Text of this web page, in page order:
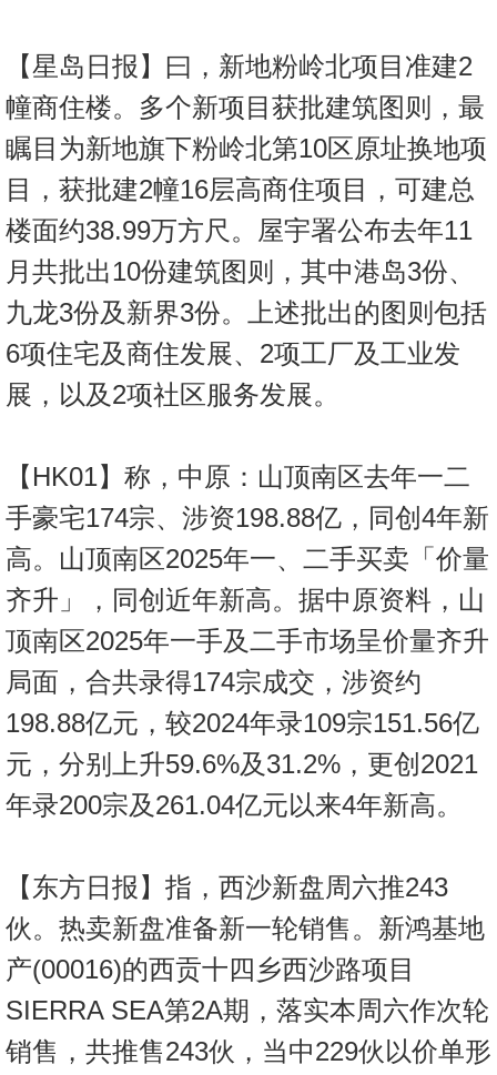
於
我
们
【星岛日报】曰，新地粉岭北项目准建2
幢商住楼。多个新项目获批建筑图则，最
瞩目为新地旗下粉岭北第10区原址换地项
目，获批建2幢16层高商住项目，可建总
楼面约38.99万方尺。屋宇署公布去年11
月共批出10份建筑图则，其中港岛3份、
九龙3份及新界3份。上述批出的图则包括
6项住宅及商住发展、2项工厂及工业发
展，以及2项社区服务发展。
【HK01】称，中原：山顶南区去年一二
手豪宅174宗、涉资198.88亿，同创4年新
高。山顶南区2025年一、二手买卖「价量
齐升」，同创近年新高。据中原资料，山
顶南区2025年一手及二手市场呈价量齐升
局面，合共录得174宗成交，涉资约
198.88亿元，较2024年录109宗151.56亿
元，分别上升59.6%及31.2%，更创2021
年录200宗及261.04亿元以来4年新高。
【东方日报】指，西沙新盘周六推243
伙。热卖新盘准备新一轮销售。新鸿基地
产(00016)的西贡十四乡西沙路项目
SIERRA SEA第2A期，落实本周六作次轮
销售，共推售243伙，当中229伙以价单形